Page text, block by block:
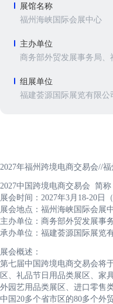
展馆名称
福州海峡国际会展中心
主办单位
商务部外贸发展事务局
组展单位
福建荟源国际展览有限公
2027年福州跨境电商交易会//
2027中国跨境电商交易会 简
展会时间：2027年3月18-20日（
展会地点：福州海峡国际会展
主办单位：商务部外贸发展事
承办单位：福建荟源国际展览
展会概述：
第七届中国跨境电商交易会将
区、礼品节日用品类展区、家
外园艺用品类展区、进口零售
中国20多个省市区的80多个外